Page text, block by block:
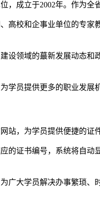
，成立于2002年。作为
高校和企事业单位的专
设领域的蕞新发展动态
学员提供更多的职业发展
站，为学员提供便捷的
的证书编号，系统将自
广大学员解决办事繁琐